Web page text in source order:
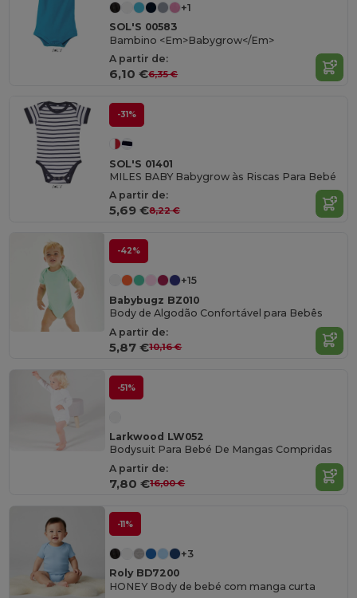
+1
SOL'S 00583
Bambino <Em>Babygrow</Em>
A partir de:
6,10 €6,35 €
-31%
SOL'S 01401
MILES BABY Babygrow às Riscas Para Bebé
A partir de:
5,69 €8,22 €
-42%
+15
Babybugz BZ010
Body de Algodão Confortável para Bebês
A partir de:
5,87 €10,16 €
-51%
Larkwood LW052
Bodysuit Para Bebé De Mangas Compridas
A partir de:
7,80 €16,00 €
-11%
+3
Roly BD7200
HONEY Body de bebé com manga curta